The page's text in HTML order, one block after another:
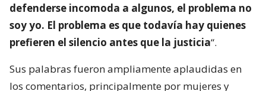
defenderse incomoda a algunos, el problema no
soy yo. El problema es que todavía hay quienes
prefieren el silencio antes que la justicia“.
Sus palabras fueron ampliamente aplaudidas en
los comentarios, principalmente por mujeres y